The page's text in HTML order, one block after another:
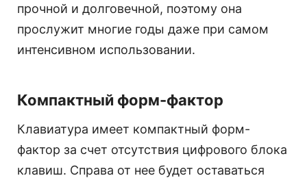
прочной и долговечной, поэтому она
прослужит многие годы даже при самом
интенсивном использовании.
Компактный форм-фактор
Клавиатура имеет компактный форм-
фактор за счет отсутствия цифрового блока
клавиш. Справа от нее будет оставаться